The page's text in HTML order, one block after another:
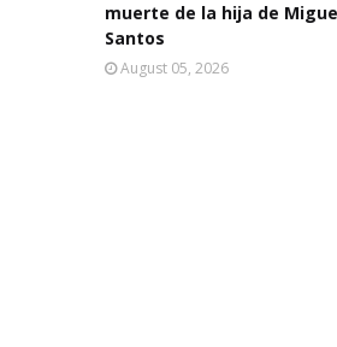
muerte de la hija de
Santos
August 05, 2026